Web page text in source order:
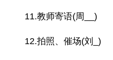
11.教师寄语(周__)
12.拍照、催场(刘_)